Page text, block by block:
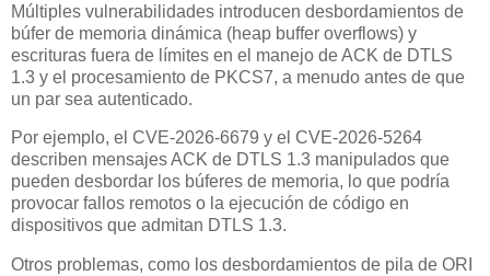
Múltiples vulnerabilidades introducen desbordamientos de
búfer de memoria dinámica (heap buffer overflows) y
escrituras fuera de límites en el manejo de ACK de DTLS
1.3 y el procesamiento de PKCS7, a menudo antes de que
un par sea autenticado.
Por ejemplo, el CVE-2026-6679 y el CVE-2026-5264
describen mensajes ACK de DTLS 1.3 manipulados que
pueden desbordar los búferes de memoria, lo que podría
provocar fallos remotos o la ejecución de código en
dispositivos que admitan DTLS 1.3.
Otros problemas, como los desbordamientos de pila de ORI